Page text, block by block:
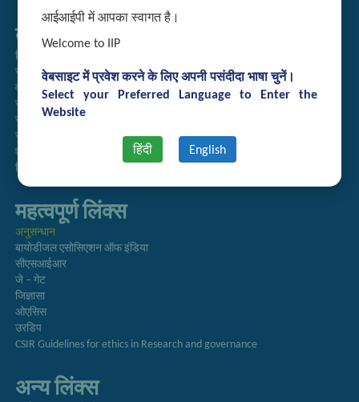
आईआईपी में आपका स्वागत है।
Welcome to IIP
वेबसाइट में प्रवेश करने के लिए अपनी पसंदीदा भाषा चुनें।
Select your Preferred Language to Enter the
Website
हिंदी English
तुरत लिंक्स
निदेशिका
समाचारपत्र
वार्षिक प्रतिवेदन
राजभाषा अनुभाग
सूचना का अधिकार
सीएसआईआर
एसीएसआईआर
हिंदी पत्रिका
महत्वपूर्ण लिंक्स
अनुसन्धान
बायोडीजल एसोसिएशन ऑफ इंडिया
सीएसआईआर
जे – गेट
जिज्ञासा
ओएसिस
उरडिप
CSIR Guidelines for ethics in Research and governance
अन्य लिंक्स